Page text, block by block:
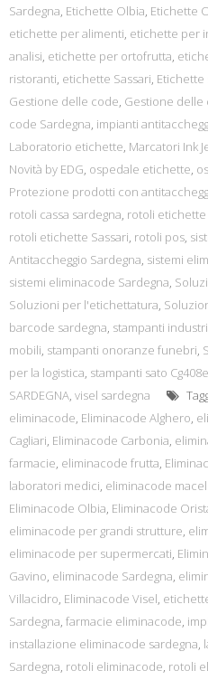
Sardegna, Etichette Olbia, Etichette
etichette per alimenti, etichette per
analisi, etichette per ortofrutta,
ristoranti, etichette Sassari, Etichette
Gestione delle code, Gestione delle
code Sardegna, impianti
Laboratorio etichette, Marcatori Ink
Novità by EDG, ospedale etichette,
Protezione prodotti con
rotoli cassa sardegna, rotoli etichette
rotoli etichette Sassari, rotoli pos,
Antitaccheggio Sardegna, sistemi
sistemi eliminacode Sardegna,
Soluzioni per l'etichettatura,
barcode sardegna, stampanti
mobili, stampanti onoranze funebri,
per la logistica, stampanti sato
SARDEGNA, visel sardegna
eliminacode, Eliminacode Alghero,
Cagliari, Eliminacode Carbonia,
farmacie, eliminacode frutta,
laboratori medici, eliminacode
Eliminacode Olbia, Eliminacode
eliminacode per grandi strutture,
eliminacode per supermercati,
Gavino, eliminacode Sardegna,
Villacidro, Eliminacode Visel,
Sardegna, farmacie eliminacode,
installazione eliminacode sardegna,
Sardegna, rotoli eliminacode, rotoli